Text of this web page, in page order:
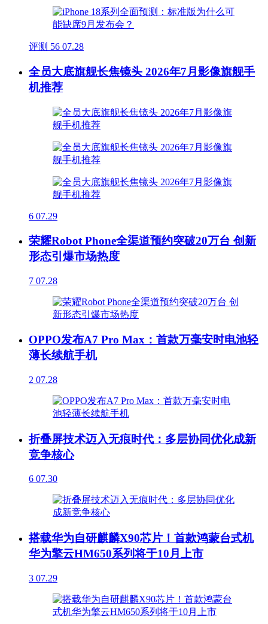
评测 56 07.28
全员大底旗舰长焦镜头 2026年7月影像旗舰手
机推荐
6 07.29
荣耀Robot Phone全渠道预约突破20万台 创新
形态引爆市场热度
7 07.28
OPPO发布A7 Pro Max：首款万毫安时电池轻
薄长续航手机
2 07.28
折叠屏技术迈入无痕时代：多层协同优化成新
竞争核心
6 07.30
搭载华为自研麒麟X90芯片！首款鸿蒙台式机
华为擎云HM650系列将于10月上市
3 07.29